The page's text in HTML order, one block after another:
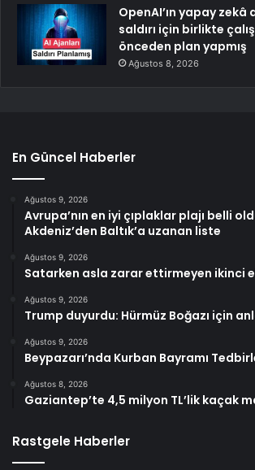
OpenAI’ın yapay zekâ
saldırı için birlikte
önceden plan yapmış
Ağustos 8, 2026
En Güncel Haberler
Ağustos 9, 2026
Avrupa’nın en iyi çıplaklar plajı belli
Akdeniz’den Baltık’a uzanan liste
Ağustos 9, 2026
Satarken asla zarar ettirmeyen ikinci
Ağustos 9, 2026
Trump duyurdu: Hürmüz Boğazı için
Ağustos 9, 2026
Beypazarı’nda Kurban Bayramı
Ağustos 8, 2026
Gaziantep’te 4,5 milyon TL’lik kaçak
Rastgele Haberler